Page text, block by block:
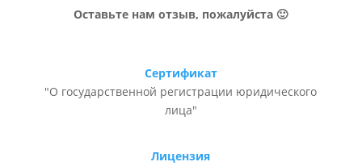
Оставьте нам отзыв, пожалуйста 🙂
Сертификат
"О государственной регистрации юридического
лица"
Лицензия